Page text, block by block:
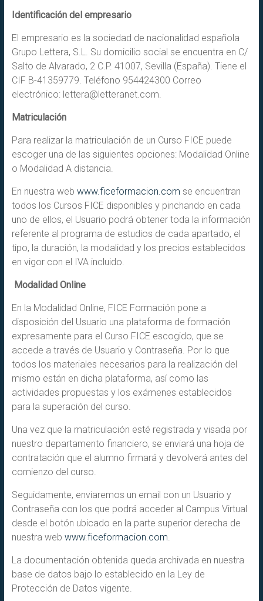
Identificación del empresario
El empresario es la sociedad de nacionalidad española
Grupo Lettera, S.L. Su domicilio social se encuentra en C/
Salto de Alvarado, 2 C.P. 41007, Sevilla (España). Tiene el
CIF B-41359779. Teléfono 954424300 Correo
electrónico: lettera@letteranet.com.
Matriculación
Para realizar la matriculación de un Curso FICE puede
escoger una de las siguientes opciones: Modalidad Online
o Modalidad A distancia.
En nuestra web www.ficeformacion.com se encuentran
todos los Cursos FICE disponibles y pinchando en cada
uno de ellos, el Usuario podrá obtener toda la información
referente al programa de estudios de cada apartado, el
tipo, la duración, la modalidad y los precios establecidos
en vigor con el IVA incluido.
Modalidad Online
En la Modalidad Online, FICE Formación pone a
disposición del Usuario una plataforma de formación
expresamente para el Curso FICE escogido, que se
accede a través de Usuario y Contraseña. Por lo que
todos los materiales necesarios para la realización del
mismo están en dicha plataforma, así como las
actividades propuestas y los exámenes establecidos
para la superación del curso.
Una vez que la matriculación esté registrada y visada por
nuestro departamento financiero, se enviará una hoja de
contratación que el alumno firmará y devolverá antes del
comienzo del curso.
Seguidamente, enviaremos un email con un Usuario y
Contraseña con los que podrá acceder al Campus Virtual
desde el botón ubicado en la parte superior derecha de
nuestra web www.ficeformacion.com.
La documentación obtenida queda archivada en nuestra
base de datos bajo lo establecido en la Ley de
Protección de Datos vigente.